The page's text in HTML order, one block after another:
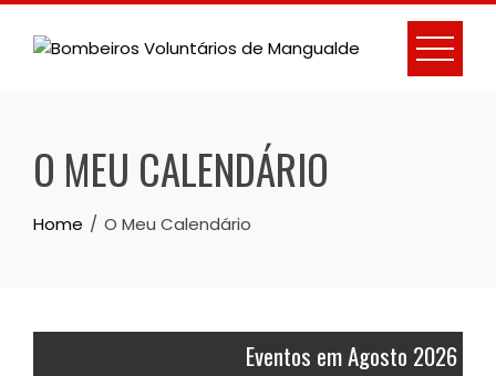
Skip
O MEU CALENDÁRIO
Home O Meu Calendário
Eventos em Agosto 2026